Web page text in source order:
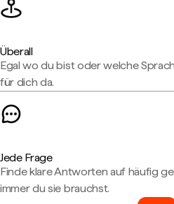
Überall
Egal wo du bist oder welche
für dich da.
Jede Frage
Finde klare Antworten auf häufig
immer du sie brauchst.